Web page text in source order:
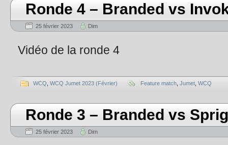
Ronde 4 – Branded vs
25 février 2023 Dim
Vidéo de la ronde 4
WCQ WCQ Jumet 2023 (Février) Feature match Jumet WCQ
Ronde 3 – Branded vs
25 février 2023 Dim